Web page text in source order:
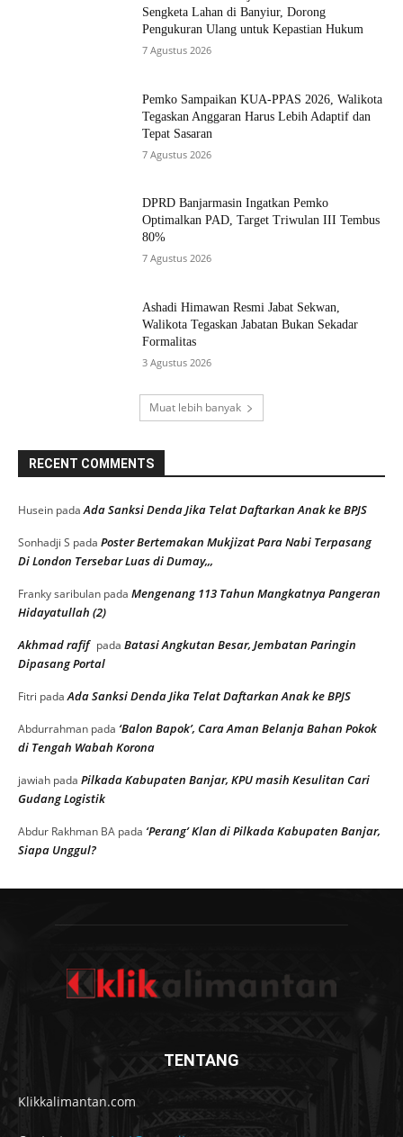
Sengketa Lahan di Banyiur, Dorong
Pengukuran Ulang untuk Kepastian Hukum
7 Agustus 2026
Pemko Sampaikan KUA-PPAS 2026, Walikota
Tegaskan Anggaran Harus Lebih Adaptif dan
Tepat Sasaran
7 Agustus 2026
DPRD Banjarmasin Ingatkan Pemko
Optimalkan PAD, Target Triwulan III Tembus
80%
7 Agustus 2026
Ashadi Himawan Resmi Jabat Sekwan,
Walikota Tegaskan Jabatan Bukan Sekadar
Formalitas
3 Agustus 2026
Muat lebih banyak
RECENT COMMENTS
Husein padaAda Sanksi Denda Jika Telat Daftarkan Anak ke BPJS
Sonhadji S pada Poster Bertemakan Mukjizat Para Nabi Terpasang
Di London Tersebar Luas di Dumay,,,
Franky saribulan pada Mengenang 113 Tahun Mangkatnya Pangeran
Hidayatullah (2)
Akhmad rafif pada Batasi Angkutan Besar, Jembatan Paringin
Dipasang Portal
Fitri padaAda Sanksi Denda Jika Telat Daftarkan Anak ke BPJS
Abdurrahman pada ‘Balon Bapok’, Cara Aman Belanja Bahan Pokok
di Tengah Wabah Korona
jawiah pada Pilkada Kabupaten Banjar, KPU masih Kesulitan Cari
Gudang Logistik
Abdur Rakhman BA pada ‘Perang’ Klan di Pilkada Kabupaten Banjar,
Siapa Unggul?
TENTANG
Klikkalimantan.com